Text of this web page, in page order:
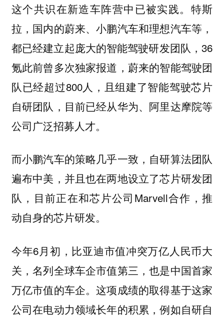
这个共识在新造车阵营中已被实践。特斯
拉，国内的蔚来、小鹏汽车和理想汽车等，
都已经建立起庞大的智能驾驶研发团队，36
氪此前曾多次独家报道，蔚来的智能驾驶团
队已经超过800人，且组建了智能驾驶芯片
自研团队，目前已经从华为、阿里达摩院等
公司广泛招募人才。
而小鹏汽车的策略几乎一致，自研算法团队
遍布中美，并且也在两地设立了芯片研发团
队，目前正在和芯片公司Marvell合作，推
动自身的芯片研发。
今年6月初，比亚迪市值冲突万亿人民币大
关，名列全球车企市值第三，也是中国首家
万亿市值的车企。这项成绩的取得基于这家
公司在电动力领域长年的积累，例如自研自